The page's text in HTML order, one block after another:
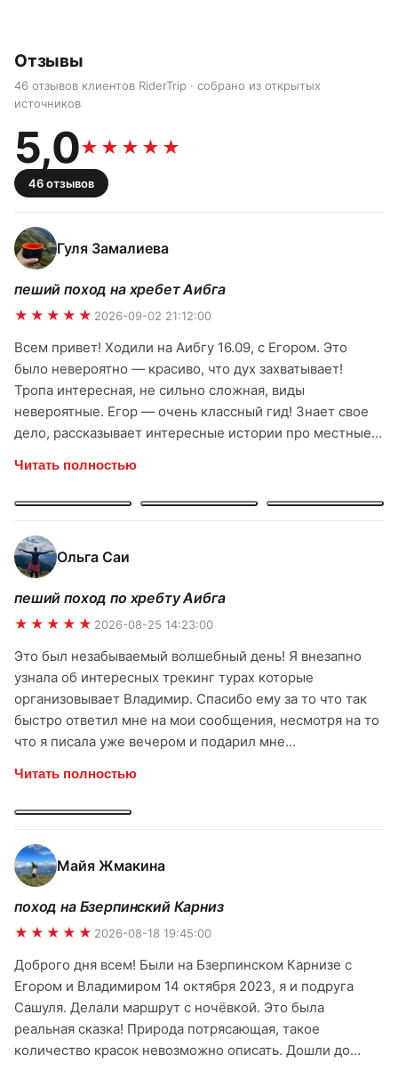
Отзывы
46 отзывов клиентов RiderTrip · собрано из открытых
источников
5,0★★★★★
46отзывов
Гуля Замалиева
пеший поход на хребет Аибга
★★★★★ 2026-09-02 21:12:00
Всем привет! Ходили на Аибгу 16.09, с Егором. Это
было невероятно — красиво, что дух захватывает!
Тропа интересная, не сильно сложная, виды
невероятные. Егор — очень классный гид! Знает свое
дело, рассказывает интересные истории про местные
Чувствуется, что человек любит свою работу и горы.
Спасибо большое команде ridertrip и лично Егору за
прекрасный поход! Однозначно буду рекомендовать
всем друзьям и знакомым. Обязательно ещё вернусь к
вам за новыми впечатлениями!
Читать полностью
Ольга Саи
пеший поход по хребту Аибга
★★★★★ 2026-08-25 14:23:00
Это был незабываемый волшебный день! Я внезапно
узнала об интересных трекинг турах которые
организовывает Владимир. Спасибо ему за то что так
быстро ответил мне на мои сообщения, несмотря на то
что я писала уже вечером и подарил мне
же мне повезло с гидом! Егор учел все мои пожелания
для этого похода и устроил для меня просто
потрясающий волшебный день! Этот день точно
останется в памяти и моем сердечке! Я и представить
себе не могла что можно так сказочно прекрасно
провести его! Огромная Благодарность Егору за то что
показал мне красивейшие места с живописными
пейзажами и устроил мне такой чудесный день! Лучше
ridertrip за прекраснейшего гида и организацию.
Обязательно пойду еще в интересный поход от вас) И
Всем очень-очень рекомендую!
Читать полностью
Майя Жмакина
поход на Бзерпинский Карниз
★★★★★ 2026-08-18 19:45:00
Доброго дня всем! Были на Бзерпинском Карнизе с
Егором и Владимиром 14 октября 2023, я и подруга
Сашуля. Делали маршрут с ночёвкой. Это была
реальная сказка! Природа потрясающая, такое
количество красок невозможно описать. Дошли до